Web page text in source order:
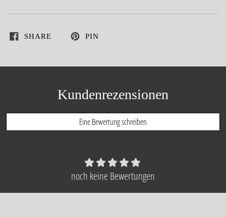
SHARE PIN
Kundenrezensionen
Eine Bewertung schreiben
noch keine Bewertungen